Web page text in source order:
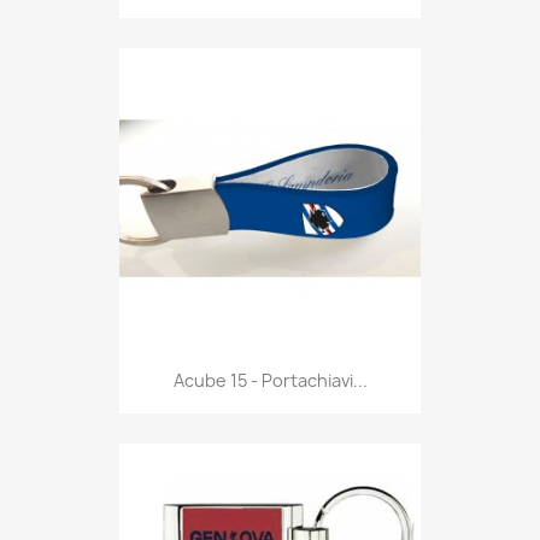
Anteprima
Acube 15 - Portachiavi...